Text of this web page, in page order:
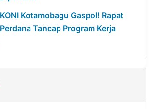
KONI Kotamobagu Gaspol! Rapat
Perdana Tancap Program Kerja